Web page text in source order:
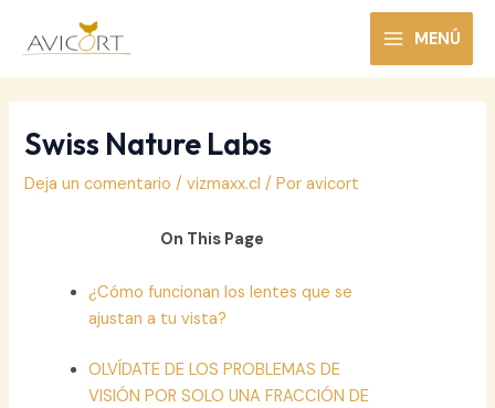
MAIN
MENU
MENÚ
Swiss Nature Labs
Deja un comentario /vizmaxx.cl / Poravicort
On This Page
¿Cómo funcionan los lentes que se
ajustan a tu vista?
OLVÍDATE DE LOS PROBLEMAS DE
VISIÓN POR SOLO UNA FRACCIÓN DE